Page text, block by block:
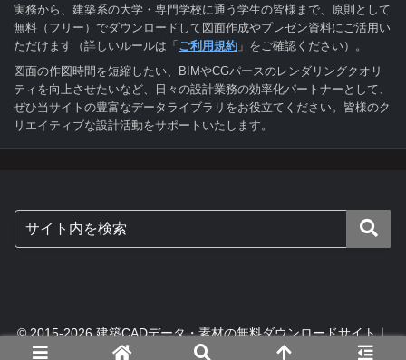
実務から、建築系の大学・専門学校に通う学生の皆様まで、原則として
無料（フリー）でダウンロードして図面作成やプレゼン資料にご活用い
ただけます（詳しいルールは「 ご利用規約 」をご確認ください）。
図面の作図時間を短縮したい、BIMやCGパースのレンダリングクオリ
ティを向上させたいなど、日々の設計業務の効率化パートナーとして、
ぜひ当サイトの豊富なデータライブラリをお役立てください。皆様のク
リエイティブな設計活動をサポートいたします。
© 2015-2026 建築CADデータ・素材の無料ダウンロードサイト｜
digital-architex.